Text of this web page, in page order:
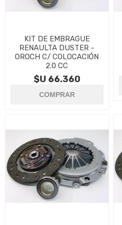
KIT DE EMBRAGUE
RENAULTA DUSTER -
OROCH C/ COLOCACIÓN
2.0 CC
$U 66.360